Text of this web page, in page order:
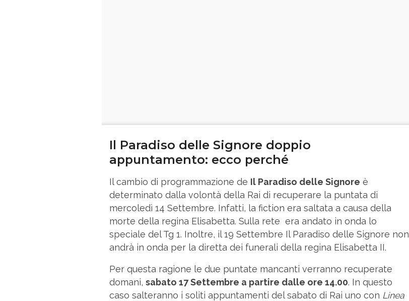
Il Paradiso delle Signore doppio
appuntamento: ecco perché
Il cambio di programmazione de Il Paradiso delle Signore è
determinato dalla volontà della Rai di recuperare la puntata di
mercoledì 14 Settembre. Infatti, la fiction era saltata a causa della
morte della regina Elisabetta. Sulla rete era andato in onda lo
speciale del Tg 1. Inoltre, il 19 Settembre Il Paradiso delle Signore non
andrà in onda per la diretta dei funerali della regina Elisabetta II.
Per questa ragione le due puntate mancanti verranno recuperate
domani, sabato 17 Settembre a partire dalle ore 14.00. In questo
caso salteranno i soliti appuntamenti del sabato di Rai uno con Linea